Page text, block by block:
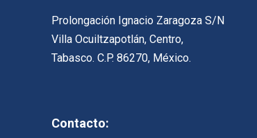
Prolongación Ignacio Zaragoza S/N
Villa Ocuiltzapotlán, Centro,
Tabasco. C.P. 86270, México.
Contacto: